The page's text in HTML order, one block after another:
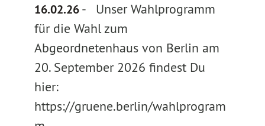
16.02.26-
Unser Wahlprogramm
für die Wahl zum
Abgeordnetenhaus von Berlin am
20. September 2026 findest Du
hier:
https://gruene.berlin/wahlprogram